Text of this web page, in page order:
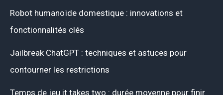
Robot humanoïde domestique : innovations et
fonctionnalités clés
Jailbreak ChatGPT : techniques et astuces pour
contourner les restrictions
Temps de jeu it takes two : durée moyenne pour finir